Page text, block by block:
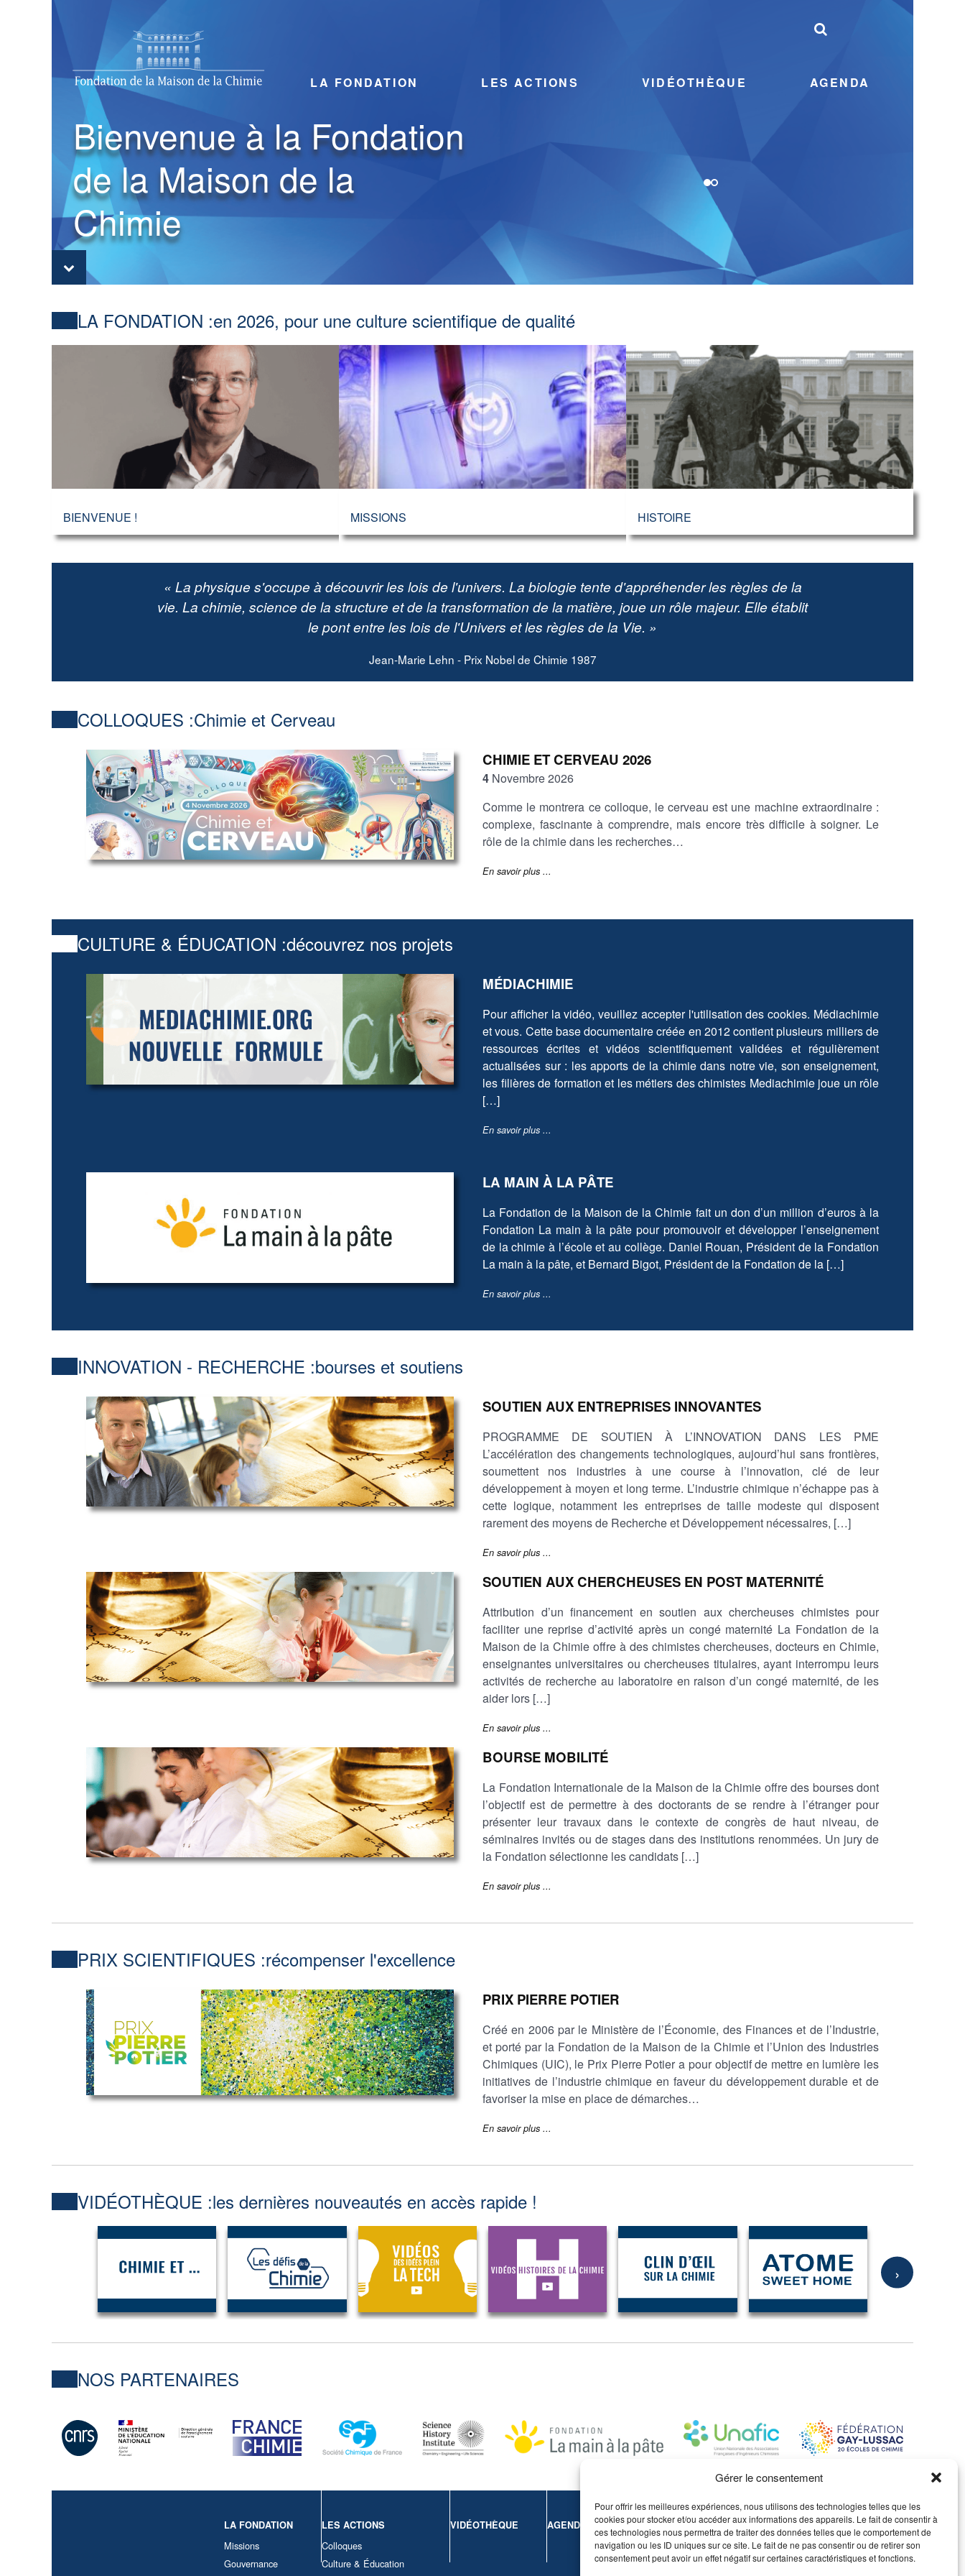
Gérer le consentement
Pour offrir les meilleures expériences, nous utilisons des technologies telles que les
cookies pour stocker et/ou accéder aux informations des appareils. Le fait de consentir à
ces technologies nous permettra de traiter des données telles que le comportement de
navigation ou les ID uniques sur ce site. Le fait de ne pas consentir ou de retirer son
consentement peut avoir un effet négatif sur certaines caractéristiques et fonctions.
LA FONDATION LES ACTIONS VIDÉOTHÈQUE AGENDA
Bienvenue à la Fondation
de la Maison de la
Chimie
LA FONDATION :en 2026, pour une culture scientifique de qualité
BIENVENUE ! MISSIONS HISTOIRE
« La physique s'occupe à découvrir les lois de l'univers. La biologie tente d'appréhender les règles de la
vie. La chimie, science de la structure et de la transformation de la matière, joue un rôle majeur. Elle établit
le pont entre les lois de l'Univers et les règles de la Vie. »
Jean-Marie Lehn - Prix Nobel de Chimie 1987
COLLOQUES :Chimie et Cerveau
CHIMIE ET CERVEAU 2026
4 Novembre 2026
Comme le montrera ce colloque, le cerveau est une machine extraordinaire :
complexe, fascinante à comprendre, mais encore très difficile à soigner. Le
rôle de la chimie dans les recherches…
En savoir plus ...
CULTURE & ÉDUCATION :découvrez nos projets
MÉDIACHIMIE
Pour afficher la vidéo, veuillez accepter l'utilisation des cookies. Médiachimie
et vous. Cette base documentaire créée en 2012 contient plusieurs milliers de
ressources écrites et vidéos scientifiquement validées et régulièrement
actualisées sur : les apports de la chimie dans notre vie, son enseignement,
les filières de formation et les métiers des chimistes Mediachimie joue un rôle
[…]
En savoir plus ...
LA MAIN À LA PÂTE
La Fondation de la Maison de la Chimie fait un don d’un million d’euros à la
Fondation La main à la pâte pour promouvoir et développer l’enseignement
de la chimie à l’école et au collège. Daniel Rouan, Président de la Fondation
La main à la pâte, et Bernard Bigot, Président de la Fondation de la […]
En savoir plus ...
INNOVATION - RECHERCHE :bourses et soutiens
SOUTIEN AUX ENTREPRISES INNOVANTES
PROGRAMME DE SOUTIEN À L’INNOVATION DANS LES PME
L’accélération des changements technologiques, aujourd’hui sans frontières,
soumettent nos industries à une course à l’innovation, clé de leur
développement à moyen et long terme. L’industrie chimique n’échappe pas à
cette logique, notamment les entreprises de taille modeste qui disposent
rarement des moyens de Recherche et Développement nécessaires, […]
En savoir plus ...
SOUTIEN AUX CHERCHEUSES EN POST MATERNITÉ
Attribution d’un financement en soutien aux chercheuses chimistes pour
faciliter une reprise d’activité après un congé maternité La Fondation de la
Maison de la Chimie offre à des chimistes chercheuses, docteurs en Chimie,
enseignantes universitaires ou chercheuses titulaires, ayant interrompu leurs
activités de recherche au laboratoire en raison d’un congé maternité, de les
aider lors […]
En savoir plus ...
BOURSE MOBILITÉ
La Fondation Internationale de la Maison de la Chimie offre des bourses dont
l’objectif est de permettre à des doctorants de se rendre à l’étranger pour
présenter leur travaux dans le contexte de congrès de haut niveau, de
séminaires invités ou de stages dans des institutions renommées. Un jury de
la Fondation sélectionne les candidats […]
En savoir plus ...
PRIX SCIENTIFIQUES :récompenser l'excellence
PRIX PIERRE POTIER
Créé en 2006 par le Ministère de l’Économie, des Finances et de l’Industrie,
et porté par la Fondation de la Maison de la Chimie et l’Union des Industries
Chimiques (UIC), le Prix Pierre Potier a pour objectif de mettre en lumière les
initiatives de l’industrie chimique en faveur du développement durable et de
favoriser la mise en place de démarches…
En savoir plus ...
VIDÉOTHÈQUE :les dernières nouveautés en accès rapide !
›
NOS PARTENAIRES
LA FONDATION
Missions
Gouvernance
LES ACTIONS
Colloques
Culture & Éducation
VIDÉOTHÈQUE AGENDA CONTACT
Nous contacter
Mentions légales